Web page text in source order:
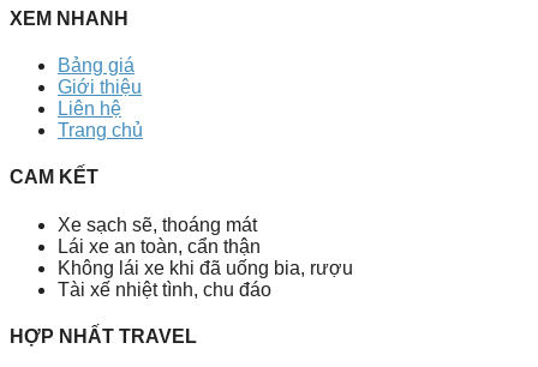
XEM NHANH
Bảng giá
Giới thiệu
Liên hệ
Trang chủ
CAM KẾT
Xe sạch sẽ, thoáng mát
Lái xe an toàn, cẩn thận
Không lái xe khi đã uống bia, rượu
Tài xế nhiệt tình, chu đáo
HỢP NHẤT TRAVEL